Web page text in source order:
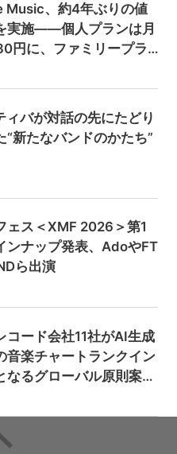
Music、約4年ぶりの値
実施——個人プランは月
円に、ファミリープラ
ィバが対話の先にたどり
“新たなバンドのかたち”
ェス＜XMF 2026＞第1
ンナップ発表、AdoやFT
ら出演
コード会社11社がAI生成
音楽チャートランクイン
なるグローバル原則案を
の統一的な枠組みを提案